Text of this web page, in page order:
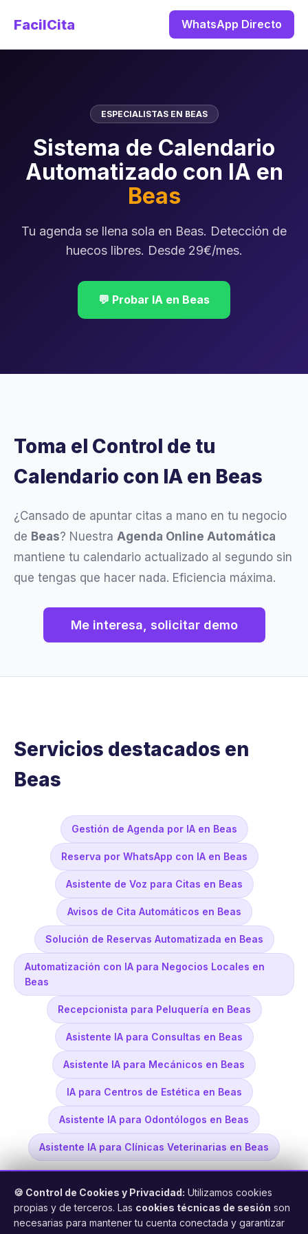
FacilCita WhatsApp Directo
ESPECIALISTAS EN BEAS
Sistema de Calendario
Automatizado con IA en
Beas
Tu agenda se llena sola en Beas. Detección de
huecos libres. Desde 29€/mes.
💬 Probar IA en Beas
Toma el Control de tu
Calendario con IA en Beas
¿Cansado de apuntar citas a mano en tu negocio
de Beas? Nuestra Agenda Online Automática
mantiene tu calendario actualizado al segundo sin
que tengas que hacer nada. Eficiencia máxima.
Me interesa, solicitar demo
Servicios destacados en
Beas
Gestión de Agenda por IA en Beas
Reserva por WhatsApp con IA en Beas
Asistente de Voz para Citas en Beas
Avisos de Cita Automáticos en Beas
Solución de Reservas Automatizada en Beas
Automatización con IA para Negocios Locales en
Beas
Recepcionista para Peluquería en Beas
Asistente IA para Consultas en Beas
Asistente IA para Mecánicos en Beas
IA para Centros de Estética en Beas
Asistente IA para Odontólogos en Beas
Asistente IA para Clínicas Veterinarias en Beas
🍪 Control de Cookies y Privacidad: Utilizamos cookies
propias y de terceros. Las cookies técnicas de sesión son
necesarias para mantener tu cuenta conectada y garantizar